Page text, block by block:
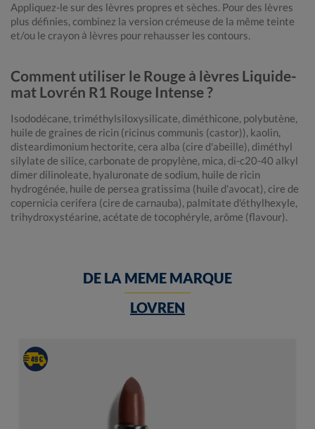
Appliquez-le sur des lèvres propres et sèches. Pour des lèvres
plus définies, combinez la version crémeuse de la même teinte
et/ou le crayon à lèvres pour rehausser les contours.
Comment utiliser le Rouge à lèvres Liquide-
mat Lovrén R1 Rouge Intense ?
Isododécane, triméthylsiloxysilicate, diméthicone, polybutène,
huile de graines de ricin (ricinus communis (castor)), kaolin,
disteardimonium hectorite, cera alba (cire d'abeille), diméthyl
silylate de silice, carbonate de propylène, mica, di-c20-40 alkyl
dimer dilinoleate, hyaluronate de sodium, huile de ricin
hydrogénée, huile de persea gratissima (huile d'avocat), cire de
copernicia cerifera (cire de carnauba), palmitate d'éthylhexyle,
trihydroxystéarine, acétate de tocophéryle, arôme (flavour).
DE LA MEME MARQUE
LOVREN